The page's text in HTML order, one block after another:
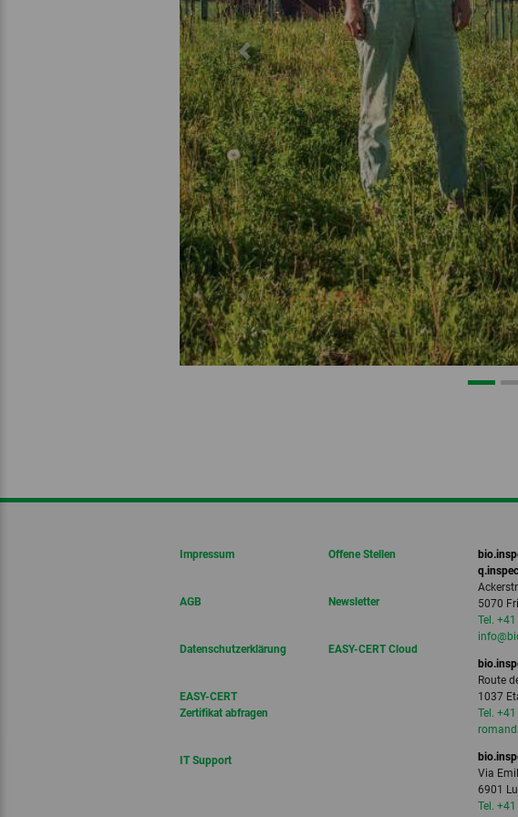
Previous
Impressum
AGB
Datenschutzerklärung
EASY-CERT
Zertifikat abfragen
IT Support
Offene Stellen
Newsletter
EASY-CERT Cloud
5070
Tel.
info
Route
1037
Tel.
Via
6901
Tel.